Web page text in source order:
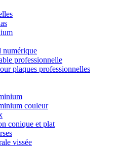
numérique
professionnelle
plaques professionnelles
couleur
conique et plat
vissée